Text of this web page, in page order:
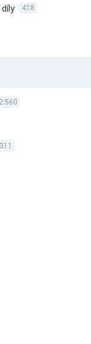
418
2 560
311